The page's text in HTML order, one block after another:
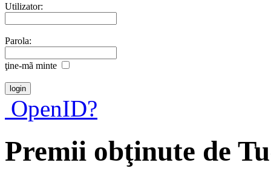
Utilizator:
Parola:
ţine-mã minte
OpenID?
Premii obţinute de